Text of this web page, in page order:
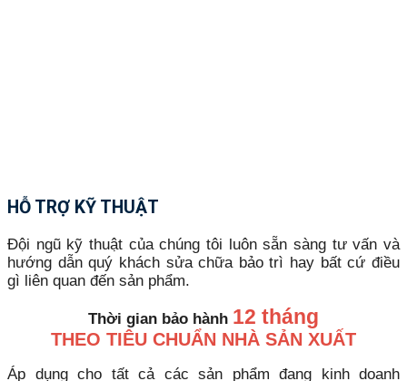
HỖ TRỢ KỸ THUẬT
Đội ngũ kỹ thuật của chúng tôi luôn sẵn sàng tư vấn và
hướng dẫn quý khách sửa chữa bảo trì hay bất cứ điều
gì liên quan đến sản phẩm.
Thời gian bảo hành 12 tháng
THEO TIÊU CHUẨN NHÀ SẢN XUẤT
Áp dụng cho tất cả các sản phẩm đang kinh doanh